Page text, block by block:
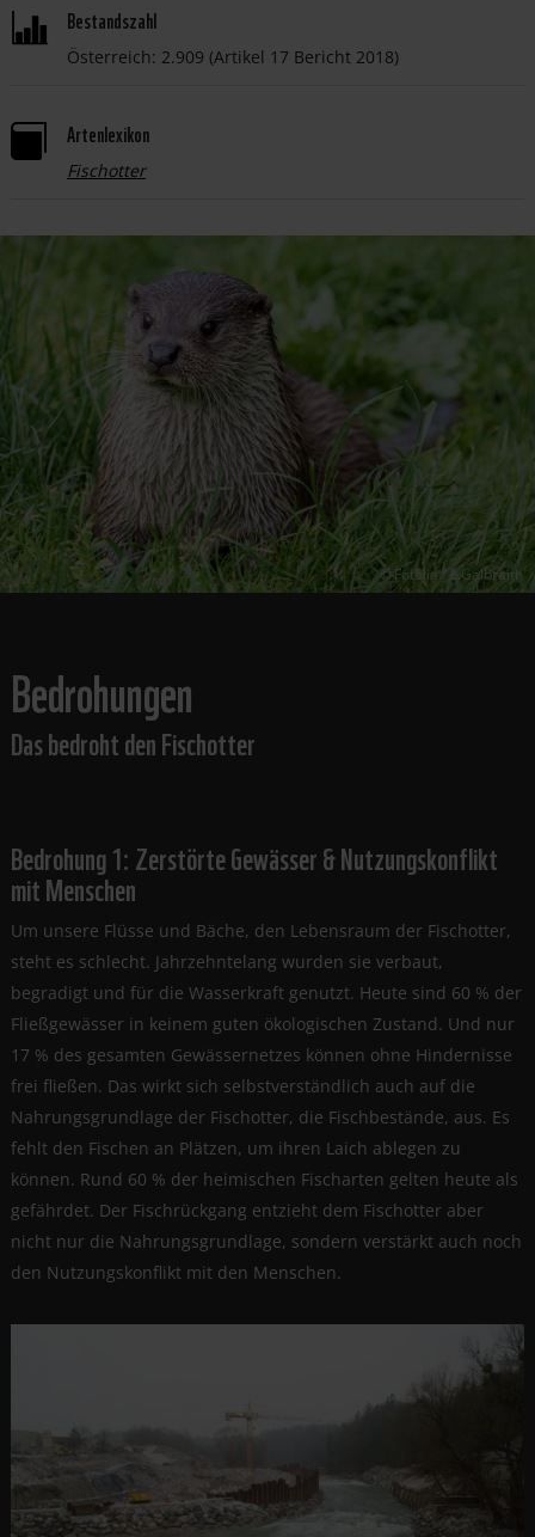
Bestandszahl
Österreich: 2.909 (Artikel 17 Bericht 2018)
 Artenlexikon
Fischotter
Fotolia / L.Galbraith
Bedrohungen
Das bedroht den Fischotter
Bedrohung 1: Zerstörte Gewässer & Nutzungskonflikt
mit Menschen
Um unsere Flüsse und Bäche, den Lebensraum der Fischotter,
steht es schlecht. Jahrzehntelang wurden sie verbaut,
begradigt und für die Wasserkraft genutzt. Heute sind 60 % der
Fließgewässer in keinem guten ökologischen Zustand. Und nur
17 % des gesamten Gewässernetzes können ohne Hindernisse
frei fließen. Das wirkt sich selbstverständlich auch auf die
Nahrungsgrundlage der Fischotter, die Fischbestände, aus. Es
fehlt den Fischen an Plätzen, um ihren Laich ablegen zu
können. Rund 60 % der heimischen Fischarten gelten heute als
gefährdet. Der Fischrückgang entzieht dem Fischotter aber
nicht nur die Nahrungsgrundlage, sondern verstärkt auch noch
den Nutzungskonflikt mit den Menschen.